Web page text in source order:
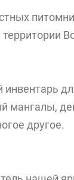
мангалы,
другое.